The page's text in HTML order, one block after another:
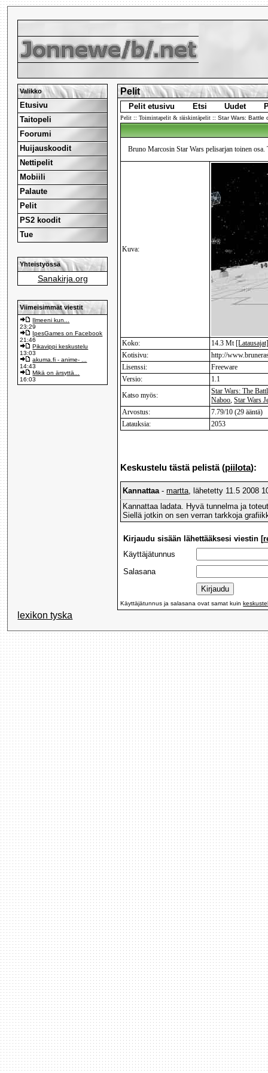
Valikko
Etusivu
Taitopeli
Foorumi
Huijauskoodit
Nettipelit
Mobiili
Palaute
Pelit
PS2 koodit
Tue
Yhteistyössä
Sanakirja.org
Viimeisimmät viestit
Ilmeeni kun...
23:29
IpesGames on Facebook
21:46
Pikavippi keskustelu
13:03
akuma.fi - anime- ...
14:43
Mikä on ärsyttä...
16:03
Pelit
Pelit etusivu Etsi Uudet
Pelit ::Toimintapelit & räiskintäpelit ::Star Wars: Battle
Bruno Marcosin Star Wars pelisarjan toinen
Kuva:
Koko: 14.3 Mt
Kotisivu:
http://
Lisenssi:
Freeware
Versio:
1.1
Katso myös:
Star Wars: The
Naboo,Star Wars
Arvostus:
7.79/10 (29 ääntä)
Latauksia:
2053
Keskustelu tästä pelistä (piilota):
Kannattaa-martta, lähetetty 11.5 2008
Kannattaa ladata. Hyvä tunnelma ja
Siellä jotkin on sen verran tarkkoja
Kirjaudu sisään lähettääksesi viestin [
Käyttäjätunnus
Salasana
Käyttäjätunnus ja salasana ovat samat kuin
lexikon tyska